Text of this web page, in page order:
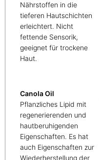
Nährstoffen in die
tieferen Hautschichten
erleichtert. Nicht
fettende Sensorik,
geeignet für trockene
Haut.
Canola Oil
Pflanzliches Lipid mit
regenerierenden und
hautberuhigenden
Eigenschaften. Es hat
auch Eigenschaften zur
Wiederherstellung der